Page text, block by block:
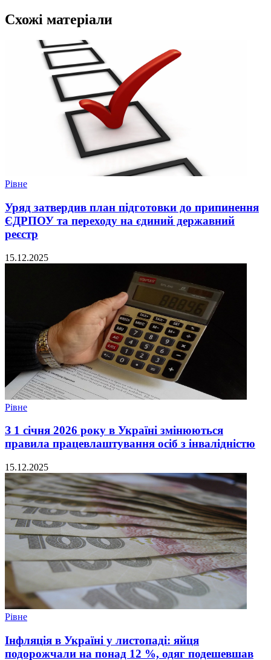
Схожі матеріали
Рівне
Уряд затвердив план підготовки до припинення
ЄДРПОУ та переходу на єдиний державний
реєстр
15.12.2025
Рівне
З 1 січня 2026 року в Україні змінюються
правила працевлаштування осіб з інвалідністю
15.12.2025
Рівне
Інфляція в Україні у листопаді: яйця
подорожчали на понад 12 %, одяг подешевшав